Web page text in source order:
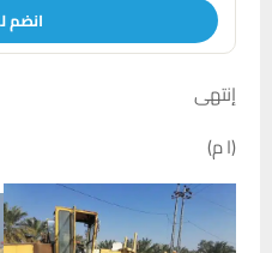
انضم
إنتهى
(ا م)